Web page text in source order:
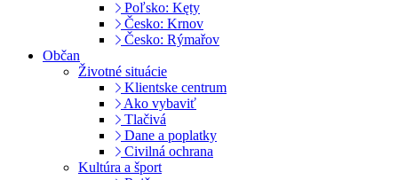
Poľsko: Kęty
Česko: Krnov
Česko: Rýmařov
Občan
Životné situácie
Klientske centrum
Ako vybaviť
Tlačivá
Dane a poplatky
Civilná ochrana
Kultúra a šport